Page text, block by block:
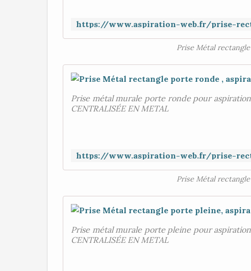
Prise Métal
Prise métal murale porte ronde pour
CENTRALISÉE EN METAL
Prise Métal
Prise métal murale porte pleine pour
CENTRALISÉE EN METAL